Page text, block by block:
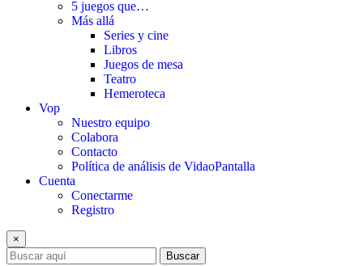
5 juegos que…
Más allá
Series y cine
Libros
Juegos de mesa
Teatro
Hemeroteca
Vop
Nuestro equipo
Colabora
Contacto
Política de análisis de VidaoPantalla
Cuenta
Conectarme
Registro
×
Buscar